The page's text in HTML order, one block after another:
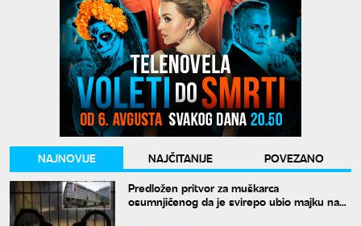
NAJNOVIJE NAJČITANIJE
POVEZANO
Predložen pritvor za muškarca
osumnjičenog da je svirepo ubio majku na